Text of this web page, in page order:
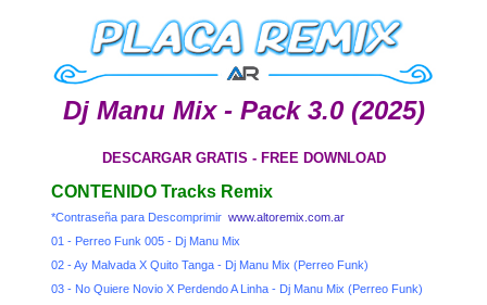
Dj Manu Mix - Pack 3.0 (2025)
DESCARGAR GRATIS - FREE DOWNLOAD
CONTENIDO Tracks Remix
*Contraseña para Descomprimir www.altoremix.com.ar
01 - Perreo Funk 005 - Dj Manu Mix
02 - Ay Malvada X Quito Tanga - Dj Manu Mix (Perreo Funk)
03 - No Quiere Novio X Perdendo A Linha - Dj Manu Mix (Perreo Funk)